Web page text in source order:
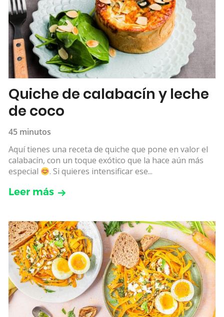
Quiche de calabacín y leche
de coco
45 minutos
Aquí tienes una receta de quiche que pone en valor el
calabacín, con un toque exótico que la hace aún más
especial
. Si quieres intensificar ese...
Leer más